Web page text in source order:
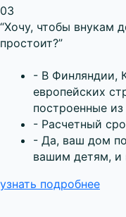
03
“Хочу, чтобы внукам
простоит?”
- В Финляндии,
европейских
построенные
- Расчетный
- Да, ваш дом
вашим детям, и
узнать подробнее